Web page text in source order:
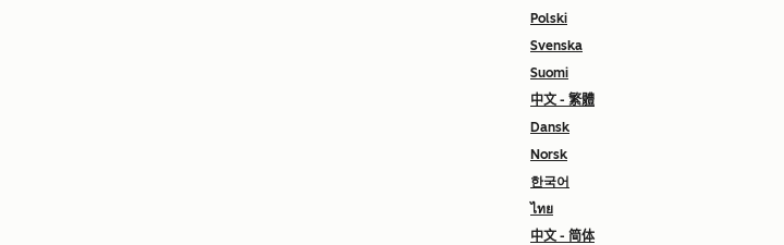
Polski
Svenska
Suomi
中文 - 繁體
Dansk
Norsk
한국어
ไทย
中文 - 简体